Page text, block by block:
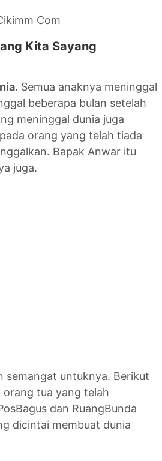
Com
Kita Sayang
. Semua anaknya meninggal
beberapa bulan setelah
meninggal dunia juga
orang yang telah tiada
Bapak Anwar itu
juga.
semangat untuknya. Berikut
tua yang telah
dan RuangBunda
dicintai membuat dunia